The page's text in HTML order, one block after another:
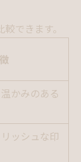
できます。
かみのある
ッシュな印